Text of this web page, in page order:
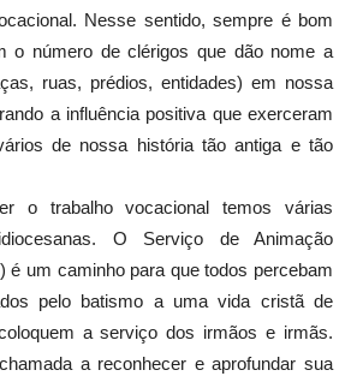
Nesse sentido, sempre é bom
o número de clérigos que dão nome a
ruas, prédios, entidades) em nossa
a influência positiva que exerceram
de nossa história tão antiga e tão
o trabalho vocacional temos várias
O Serviço de Animação
é um caminho para que todos percebam
pelo batismo a uma vida cristã de
a serviço dos irmãos e irmãs.
a reconhecer e aprofundar sua